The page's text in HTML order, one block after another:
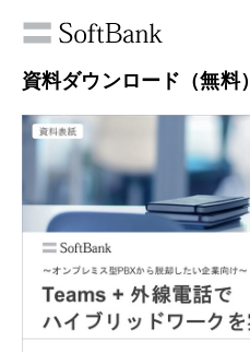
資料ダウンロード（無料）